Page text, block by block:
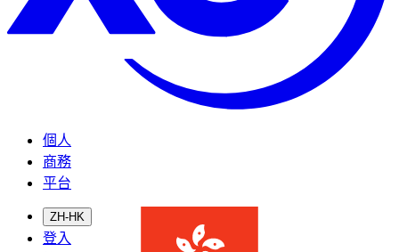
個人
商務
平台
ZH-HK
登入